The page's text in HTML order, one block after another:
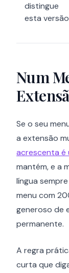
distingue
esta versão
Num
Se o seu
a extensão
acrescenta é
mantém, e a
língua
menu com
generoso de
permanente.
A regra
curta que